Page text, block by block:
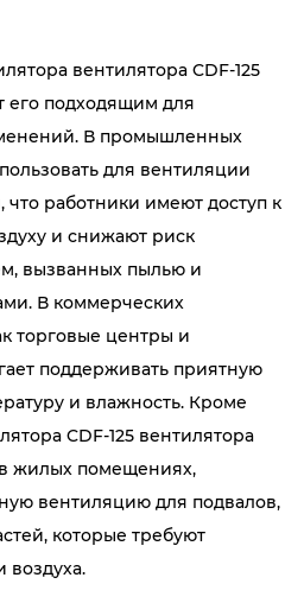
вентилятора CDF-125
его подходящим для
В промышленных
для вентиляции
что работники имеют доступ к
и снижают риск
вызванных пылью и
В коммерческих
торговые центры и
поддерживать приятную
и влажность. Кроме
CDF-125 вентилятора
жилых помещениях,
вентиляцию для подвалов,
которые требуют